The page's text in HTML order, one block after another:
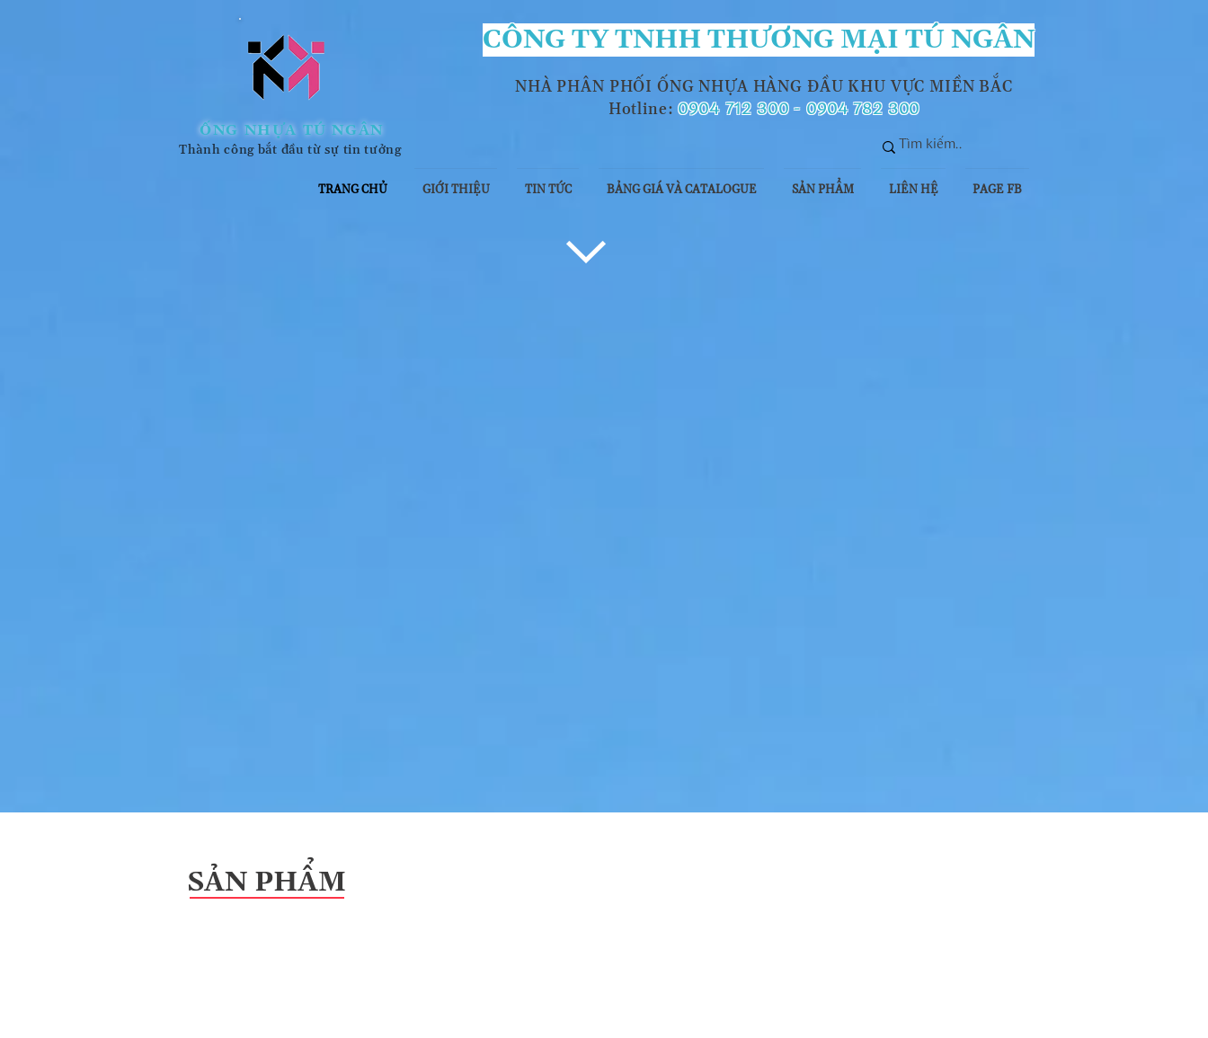
ỐNG NHỰA TÚ NGÂN
Thành công bắt đầu từ sự tin tưởng
CÔNG TY TNHH THƯƠNG MẠI TÚ NGÂN
NHÀ PHÂN PHỐI ỐNG NHỰA HÀNG ĐẦU KHU VỰC MIỀN BẮC
Hotline: 0904 712 300 - 0904 782 300
TRANG CHỦ GIỚI THIỆU TIN TỨC BẢNG GIÁ VÀ CATALOGUE SẢN PHẨM LIÊN HỆ PAGE FB
SẢN PHẨM